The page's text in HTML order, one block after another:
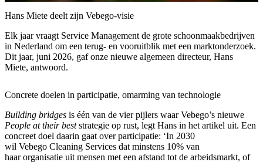
Hans Miete deelt zijn Vebego-visie
Elk jaar vraagt Service Management de grote schoonmaakbedrijven
in Nederland om een terug- en vooruitblik met een marktonderzoek.
Dit jaar, juni 2026, gaf onze nieuwe algemeen directeur, Hans
Miete, antwoord.
Concrete doelen in participatie, omarming van technologie
Building bridges is één van de vier pijlers waar Vebego’s nieuwe
People at their beststrategie op rust, legt Hans in het artikel uit. Een
concreet doel daarin gaat over participatie: ‘In 2030
wil Vebego Cleaning Services dat minstens 10% van
haar organisatie uit mensen met een afstand tot de arbeidsmarkt, of